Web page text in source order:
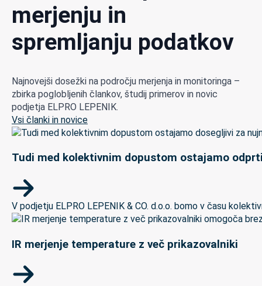
merjenju in
spremljanju podatkov
Najnovejši dosežki na področju merjenja in monitoringa –
zbirka poglobljenih člankov, študij primerov in novic
podjetja ELPRO LEPENIK.
Vsi članki in novice
Tudi med kolektivnim dopustom ostajamo
V podjetju ELPRO LEPENIK & CO. d.o.o. bomo v času
IR merjenje temperature z več prikazovalniki